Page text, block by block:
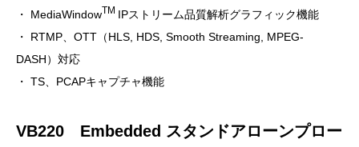
・ MediaWindowTM IPストリーム品質解析グラフィック機能
・ RTMP、OTT（HLS, HDS, Smooth Streaming, MPEG-
DASH）対応
・ TS、PCAPキャプチャ機能
VB220 Embedded スタンドアローンプロー